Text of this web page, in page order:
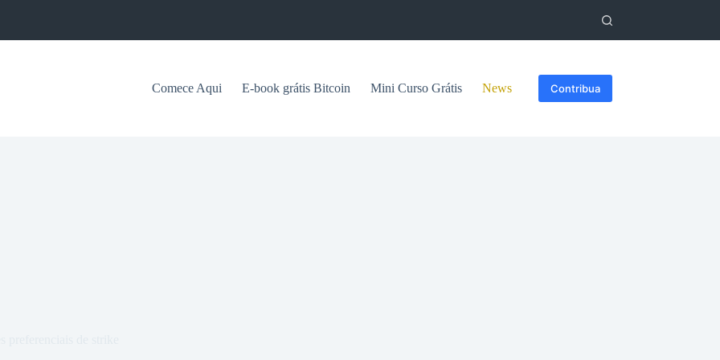
Comece Aqui E-book grátis Bitcoin Mini Curso Grátis News Contribua